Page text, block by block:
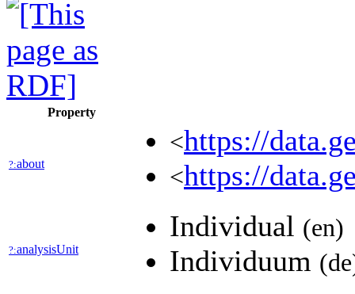
Property
?:about
<https://
<https://
?:analysisUnit
Individual (en)
Individuum